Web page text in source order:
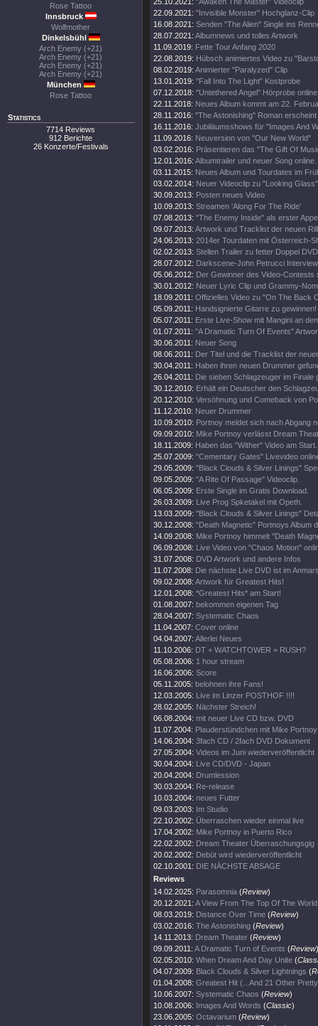
Rose Tattoo
Innsbruck
Wolfmother
Dinkelsbühl
Arch Enemy (+21)
Arch Enemy (+21)
Arch Enemy (+21)
Arch Enemy (+21)
München
Rose Tattoo
Statistics
7714 Reviews
912 Berichte
26 Konzerte/Festivals
22.09.2021: "Invisible Monster" Hochglanz-Clip
16.08.2021: Senden "The Alien" Single ins
28.07.2021: Albumnews und tolles Artwork
11.09.2019: Fette Tour Anfang 2020
22.08.2019: Hübsch animiertes Video zu
08.02.2019: Animierter "Paralyzed" Clip
13.01.2019: "Fall Into The Light" Kostprobe
07.12.2018: "Untethered Angel" Hörprobe online
22.11.2018: Neues Album kommt am 22.
28.11.2016: "The Astonishing" Roman erscheint
16.11.2016: Jubiläumsshows für "Images And
11.09.2016: Neuversion von "Our New World"
03.02.2016: Präsentieren das "The Gift Of
12.01.2016: Albumtrailer und neuer Song online.
03.11.2015: Neues Album und Tourdates im
03.02.2014: Neuer Videoclip zu "Looking
30.09.2013: Posten neues Video
10.09.2013: Streamen 'Along For The Ride'
07.08.2013: "The Enemy Inside" als erster
09.07.2013: Artwork und Tracklist der neuen
24.06.2013: 2014er Tourdaten mit Österreich-
02.02.2013: Stellen Trailer zu fetter Doppel
28.07.2012: Darkscene-John Petrucci
05.06.2012: Der Gewinner des Video-Contests
30.01.2012: Neuer Lyric Clip und Grammy-
18.09.2011: Offizielles Video zu "On The Back
05.09.2011: Handsignierte Gitarre zu gewinnen!
05.07.2011: Erste Live-Show mit Mangini an
01.07.2011: "A Dramatic Turn Of Events"
30.06.2011: Neuer Song
08.06.2011: Der Titel und die Tracklist der
30.04.2011: Haben ihren neuen Drummer
26.04.2011: Die sieben Schlagzeuger im Finale
30.12.2010: Erhält ein Deutscher den
20.12.2010: Versöhnung und Comeback von
11.12.2010: Neuer Drummer
10.09.2010: Portnoy meldet sich nach Abgang
09.09.2010: Mike Portnoy verlässt Dream
18.11.2009: Haben das "Wither" Video am Start.
25.07.2009: "Cementary Gates" Livevideo
29.05.2009: "Black Clouds & Silver Linings"
09.05.2009: "A Rite Of Passage" Videoclip.
06.05.2009: Erste Single im Gratis Download.
26.03.2009: Live Prog Spketakel mit Opeth.
13.03.2009: "Black Clouds & Silver Linings"
30.12.2008: "Death Magnetic" Portnoys Album
14.09.2008: Mike Portnoy himmelt "Death
06.09.2008: Live Video von "Chaos Motion"
31.07.2008: DVD Artwork und andere Infos
11.07.2008: Die nächste Live DVD ist im
09.02.2008: Artwork für Greatest Hits!
12.01.2008: *Greatest Hits* am Start!
01.08.2007: bekommen eigenen Tag
28.04.2007: Systematic Chaos
11.04.2007: Cover online
04.04.2007: Allerlei Neues
11.10.2006: DT + WATCHTOWER = RUSH?
05.08.2006: 1 hour stream
16.06.2006: Score
05.11.2005: belohnen ihre Fans!
12.03.2005: Live im Linzer POSTHOF !!!!
28.02.2005: Nächster Streich!
06.08.2004: mit neuer Live CD bzw. DVD
11.07.2004: Plauderstündchen mit Mike Portnoy
14.06.2004: 3fach CD / 2fach DVD Dokument
27.05.2004: Videos im Juni wiederveröffentlicht
30.04.2004: Live CD/DVD - Japan
20.04.2004: Drumlession
30.03.2004: Re-release
10.03.2004: neues Futter
09.03.2003: Im Studio
22.10.2002: Überraschen wieder einmal live
17.04.2002: Mike Portnoy in Puerto Rico
22.02.2002: Dream Theater Überraschungsgig
20.02.2002: Debüt wird wiederveröffentlicht
02.10.2001: DIE NÄCHSTE ABSAGE
Reviews
14.02.2025: Parasomnia (Review)
20.12.2021: A View From The Top Of The World
08.03.2019: Distance Over Time (Review)
03.02.2016: The Astonishing (Review)
14.11.2013: Dream Theater (Review)
09.09.2011: A Dramatic Turn of Events (Review)
02.05.2010: When Dream And Day Unite (
04.07.2009: Black Clouds & Silver Lightnings (
01.04.2008: Greatest Hit (...And 21 Other
10.06.2007: Systematic Chaos (Review)
10.08.2006: Images And Words (Classic)
23.06.2005: Octavarium (Review)